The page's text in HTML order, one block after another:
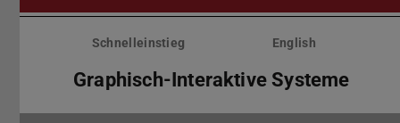
Menü
überspringenSchnelleinstieg English
Graphisch-Interaktive Systeme